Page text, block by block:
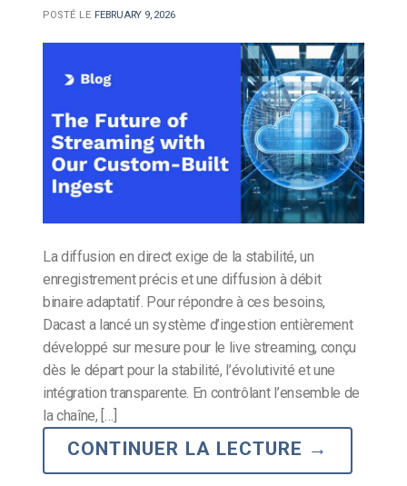
POSTÉ LE FEBRUARY 9, 2026
La diffusion en direct exige de la stabilité, un
enregistrement précis et une diffusion à débit
binaire adaptatif. Pour répondre à ces besoins,
Dacast a lancé un système d’ingestion entièrement
développé sur mesure pour le live streaming, conçu
dès le départ pour la stabilité, l’évolutivité et une
intégration transparente. En contrôlant l’ensemble de
la chaîne, […]
CONTINUER LA LECTURE →